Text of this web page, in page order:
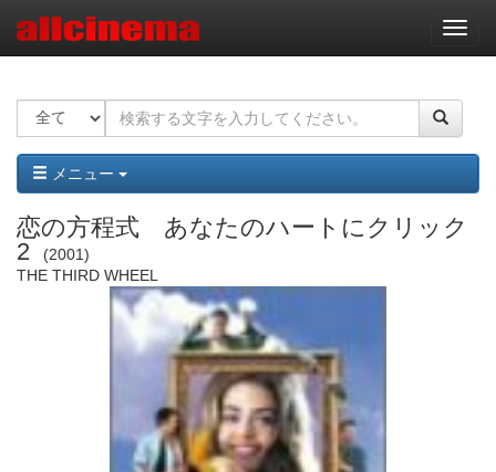
ナ
ビ
ー
ョ
ン
メニュー
恋の方程式 あなたのハートにクリック
2
2001
THE THIRD WHEEL